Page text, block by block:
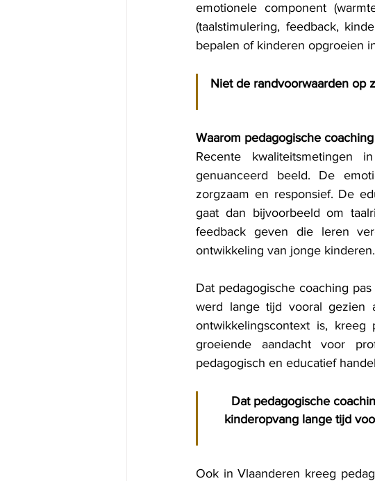
emotionele component
(taalstimulering, feedback,
bepalen of kinderen opgroeien
Niet de randvoorwaarden op
Waarom pedagogische
Recente kwaliteitsmetingen
genuanceerd beeld. De
zorgzaam en responsief. De
gaat dan bijvoorbeeld om
feedback geven die leren
ontwikkeling van jonge kinderen.
Dat pedagogische coaching
werd lange tijd vooral gezien
ontwikkelingscontext is,
groeiende aandacht voor
pedagogisch en educatief
Dat pedagogische
kinderopvang lange tijd
Ook in Vlaanderen kreeg